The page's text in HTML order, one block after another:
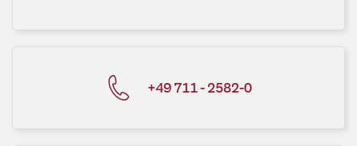
+49 711 - 2582-0